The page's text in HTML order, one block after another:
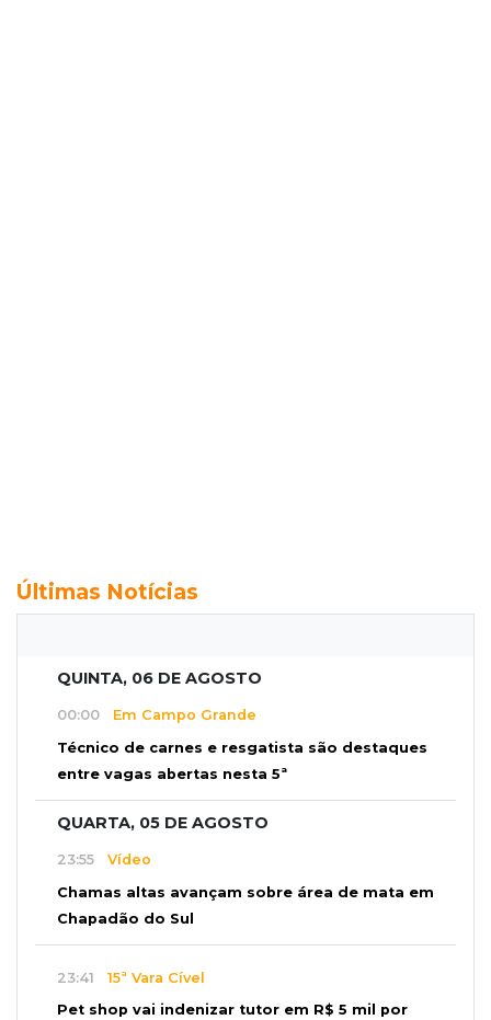
Últimas Notícias
QUINTA, 06 DE AGOSTO
00:00 Em Campo Grande
Técnico de carnes e resgatista são destaques
entre vagas abertas nesta 5ª
QUARTA, 05 DE AGOSTO
23:55 Vídeo
Chamas altas avançam sobre área de mata em
Chapadão do Sul
23:41 15ª Vara Cível
Pet shop vai indenizar tutor em R$ 5 mil por